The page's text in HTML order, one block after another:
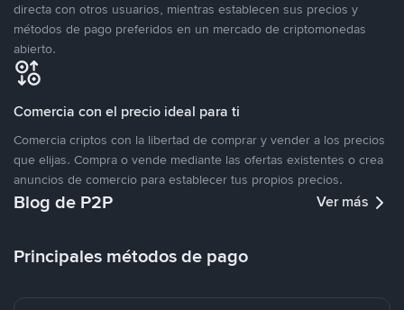
directa con otros usuarios, mientras establecen sus precios y
métodos de pago preferidos en un mercado de criptomonedas
abierto.
Comercia con el precio ideal para ti
Comercia criptos con la libertad de comprar y vender a los precios
que elijas. Compra o vende mediante las ofertas existentes o crea
anuncios de comercio para establecer tus propios precios.
Blog de P2P Ver más
Principales métodos de pago